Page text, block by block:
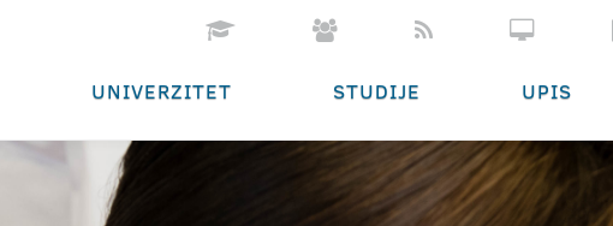
UNIVERZITET STUDIJE UPIS